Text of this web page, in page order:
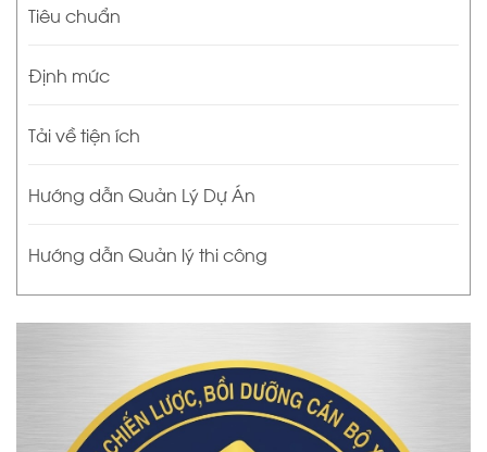
Tiêu chuẩn
Định mức
Tải về tiện ích
Hướng dẫn Quản Lý Dự Án
Hướng dẫn Quản lý thi công